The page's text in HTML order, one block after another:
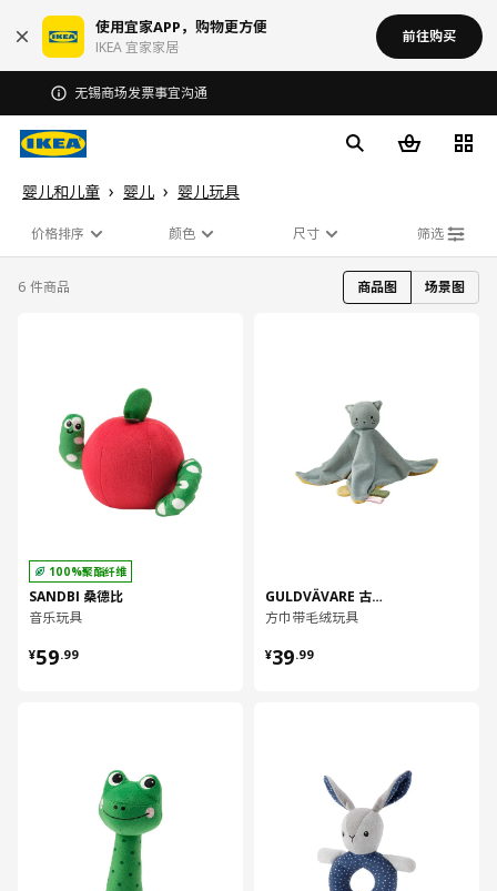
使用宜家APP，购物更方便
IKEA 宜家家居
前往购买
无锡商场发票事宜沟通
婴儿和儿童 婴儿 婴儿玩具
价格排序 颜色 尺寸 筛选
6 件商品 商品图 场景图
100%聚酯纤维
SANDBI 桑德比
音乐玩具
¥59.99
¥ 59.99
GULDVÄVARE 古威瓦
方巾带毛绒玩具
¥39.99
¥ 39.99